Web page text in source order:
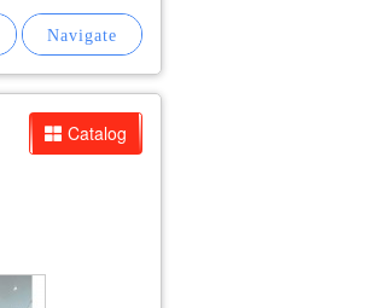
Catalog